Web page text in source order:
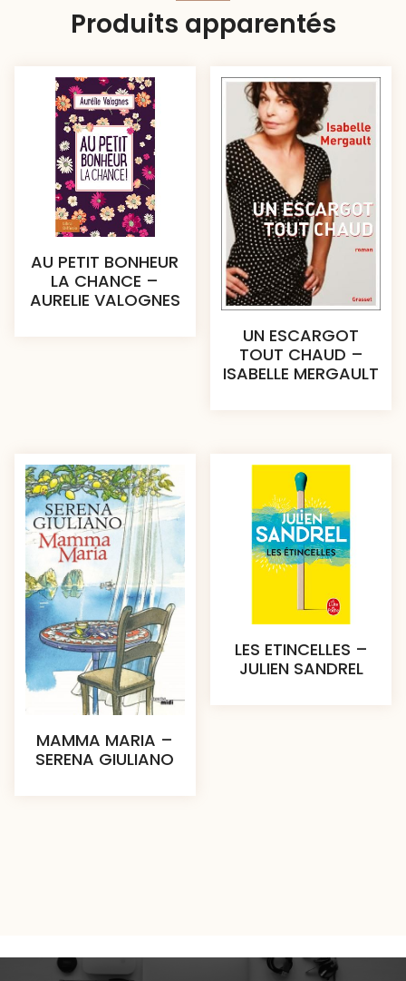
Produits apparentés
AU PETIT BONHEUR
LA CHANCE –
AURELIE VALOGNES
UN ESCARGOT
TOUT CHAUD –
ISABELLE MERGAULT
MAMMA MARIA –
SERENA GIULIANO
LES ETINCELLES –
JULIEN SANDREL